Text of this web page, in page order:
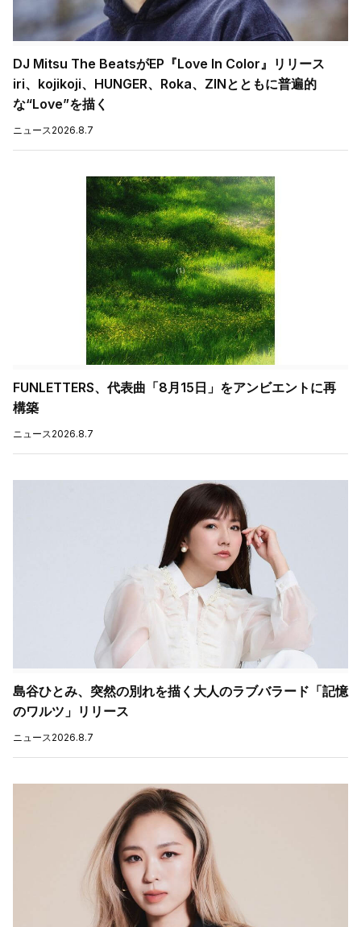
DJ Mitsu The BeatsがEP『Love In Color』リリース
iri、kojikoji、HUNGER、Roka、ZINとともに普遍的
な“Love”を描く
ニュース2026.8.7
FUNLETTERS、代表曲「8月15日」をアンビエントに再
構築
ニュース2026.8.7
島谷ひとみ、突然の別れを描く大人のラブバラード「記憶
のワルツ」リリース
ニュース2026.8.7